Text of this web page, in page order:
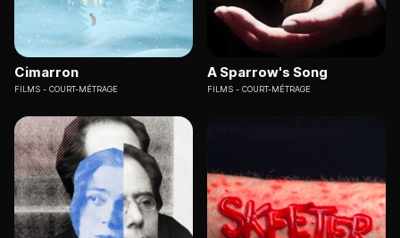
Cimarron
FILMS COURT-MÉTRAGE
A Sparrow's Song
FILMS COURT-MÉTRAGE